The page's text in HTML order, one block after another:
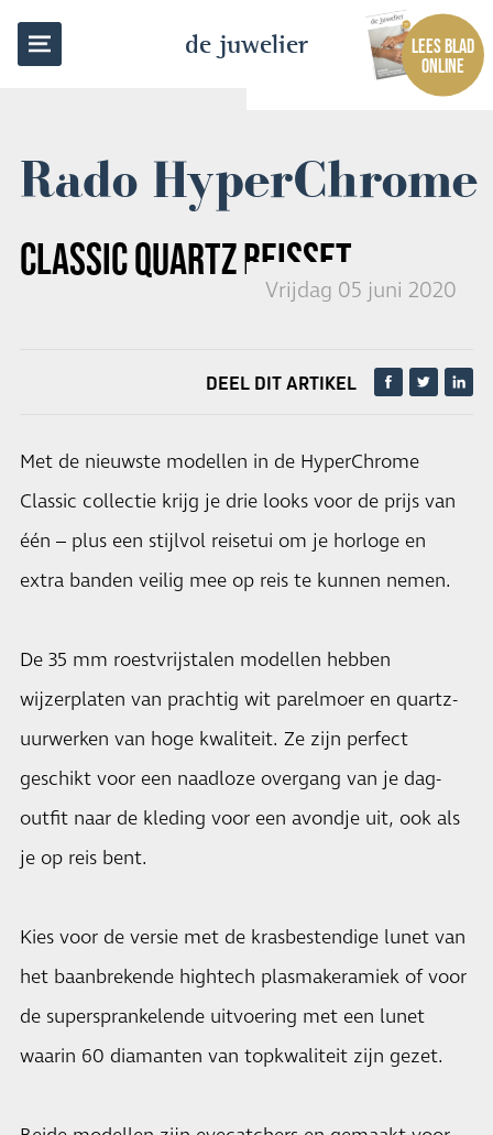
de juwelier
LEES BLAD
ONLINE
Rado HyperChrome
CLASSIC QUARTZ REISSET
Vrijdag 05 juni 2020
TERUG NAAR OVERZICHT
DEEL DIT ARTIKEL
Met de nieuwste modellen in de HyperChrome
Classic collectie krijg je drie looks voor de prijs van
één – plus een stijlvol reisetui om je horloge en
extra banden veilig mee op reis te kunnen nemen.
De 35 mm roestvrijstalen modellen hebben
wijzerplaten van prachtig wit parelmoer en quartz-
uurwerken van hoge kwaliteit. Ze zijn perfect
geschikt voor een naadloze overgang van je dag-
outfit naar de kleding voor een avondje uit, ook als
je op reis bent.
Kies voor de versie met de krasbestendige lunet van
het baanbrekende hightech plasmakeramiek of voor
de supersprankelende uitvoering met een lunet
waarin 60 diamanten van topkwaliteit zijn gezet.